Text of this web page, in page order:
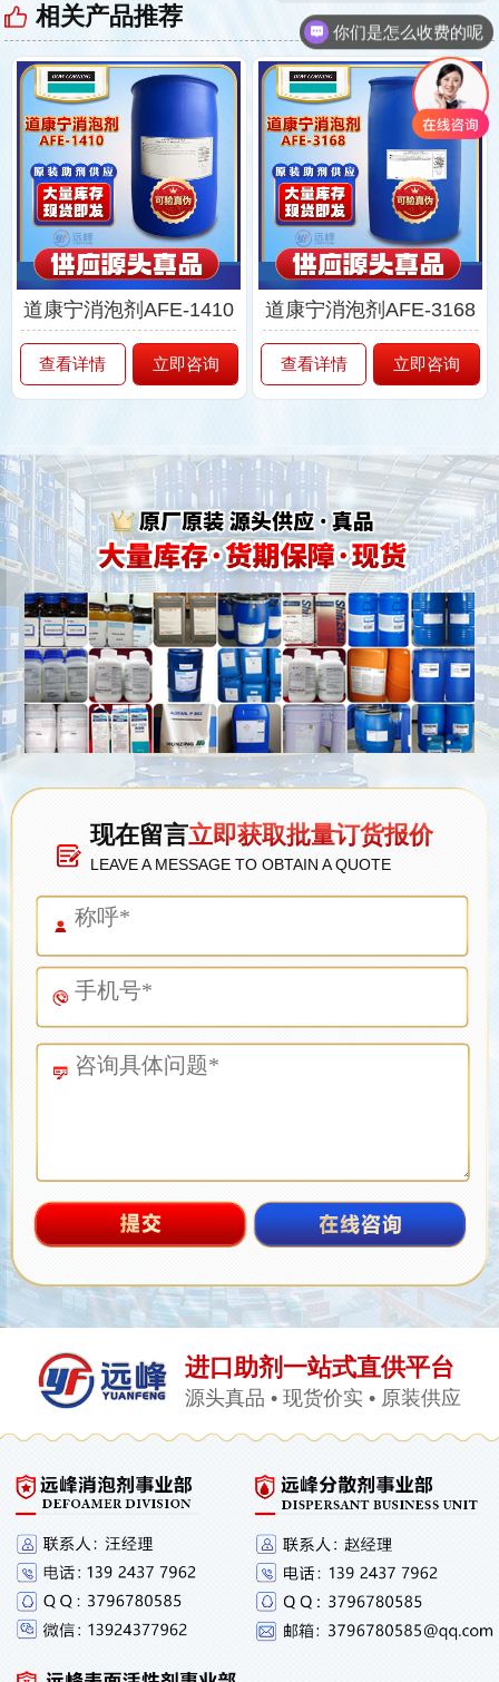
相关产品推荐
道康宁消泡剂AFE-1410
查看详情 立即咨询
道康宁消泡剂AFE-3168
查看详情 立即咨询
现在留言立即获取批量订货报价
LEAVE A MESSAGE TO OBTAIN A QUOTE
进口助剂一站式直供平台
源头真品 • 现货价实 • 原装供应
你们是怎么收费的呢